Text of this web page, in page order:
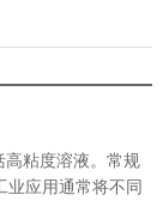
高粘度溶液。常规
业应用通常将不同